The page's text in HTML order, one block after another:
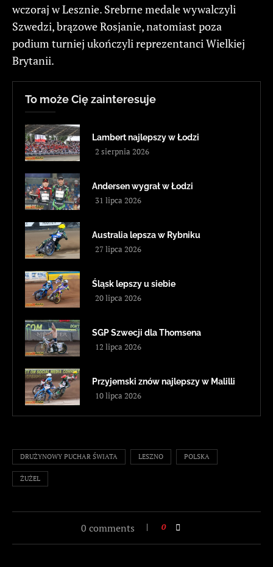
wczoraj w Lesznie. Srebrne medale wywalczyli
Szwedzi, brązowe Rosjanie, natomiast poza
podium turniej ukończyli reprezentanci Wielkiej
Brytanii.
To może Cię zainteresuje
Lambert najlepszy w Łodzi
2 sierpnia 2026
Andersen wygrał w Łodzi
31 lipca 2026
Australia lepsza w Rybniku
27 lipca 2026
Śląsk lepszy u siebie
20 lipca 2026
SGP Szwecji dla Thomsena
12 lipca 2026
Przyjemski znów najlepszy w Malilli
10 lipca 2026
DRUŻYNOWY PUCHAR ŚWIATA LESZNO POLSKA
ŻUŻEL
0 comments 0